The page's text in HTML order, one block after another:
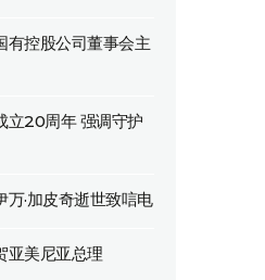
有控股公司董事会主
立20周年 强调守护
·加皮奇逝世致唁电
亚美尼亚总理